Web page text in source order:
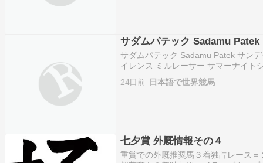
サダムパテック Sadamu Patek
サダムパテック Sadamu Patek サン
イレンス ミルレーサー サマーナイト
マイルCS(12) 種牡馬成績 Year Stud
2022 …
24日前 日本語で世界競馬
七夕賞 外厩情報その４
重賞での外厩推奨馬３着独占レース